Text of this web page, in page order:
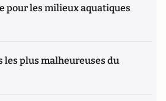
pour les milieux aquatiques
les plus malheureuses du